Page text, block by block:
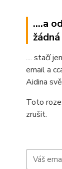
....a
.... stačí
email a
Aidina
Toto
zrušit.